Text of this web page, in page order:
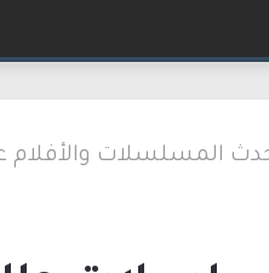
المسلسلات والأفلام